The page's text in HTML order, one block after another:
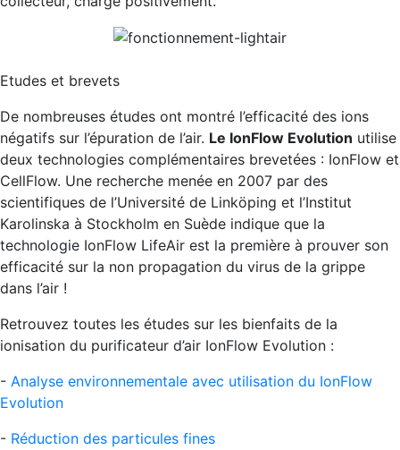
Etudes et brevets
De nombreuses études ont montré l’efficacité des ions
négatifs sur l’épuration de l’air. Le IonFlow Evolution utilise
deux technologies complémentaires brevetées : IonFlow et
CellFlow. Une recherche menée en 2007 par des
scientifiques de l’Université de Linköping et l’Institut
Karolinska à Stockholm en Suède indique que la
technologie IonFlow LifeAir est la première à prouver son
efficacité sur la non propagation du virus de la grippe
dans l’air !
Retrouvez toutes les études sur les bienfaits de la
ionisation du purificateur d’air IonFlow Evolution :
- Analyse environnementale avec utilisation du IonFlow
Evolution
- Réduction des particules fines